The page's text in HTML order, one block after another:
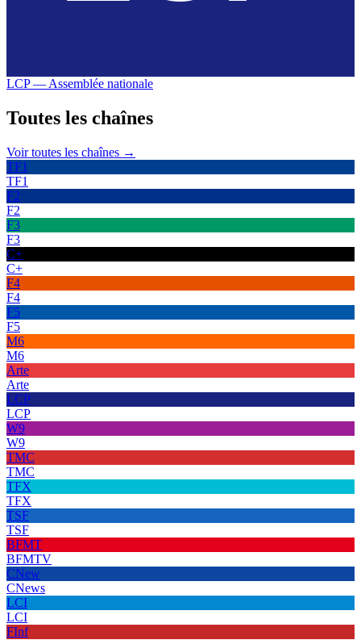
LCP — Assemblée nationale
Toutes les chaînes
Voir toutes les chaînes →
TF1
TF1
F2
F2
F3
F3
C+
C+
F4
F4
F5
F5
M6
M6
Arte
Arte
LCP
LCP
W9
W9
TMC
TMC
TFX
TFX
TSF
TSF
BFMT
BFMTV
CNew
CNews
LCI
LCI
FInf